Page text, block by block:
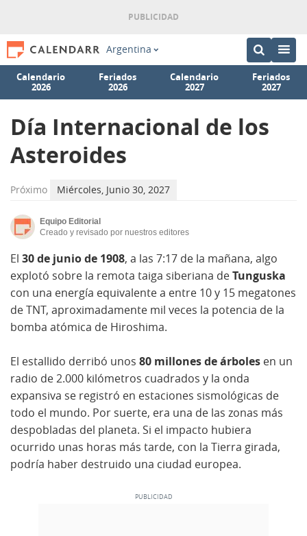
Argentina
Calendario
2026
Feriados
2026
Calendario
2027
Feriados
2027
Día Internacional de los
Asteroides
Próximo Miércoles, Junio 30, 2027
Equipo Editorial
Creado y revisado por nuestros editores
El 30 de junio de 1908, a las 7:17 de la mañana, algo
explotó sobre la remota taiga siberiana deTunguska
con una energía equivalente a entre 10 y 15 megatones
de TNT, aproximadamente mil veces la potencia de la
bomba atómica de Hiroshima.
El estallido derribó unos 80 millones de árboles en un
radio de 2.000 kilómetros cuadrados y la onda
expansiva se registró en estaciones sismológicas de
todo el mundo. Por suerte, era una de las zonas más
despobladas del planeta. Si el impacto hubiera
ocurrido unas horas más tarde, con la Tierra girada,
podría haber destruido una ciudad europea.